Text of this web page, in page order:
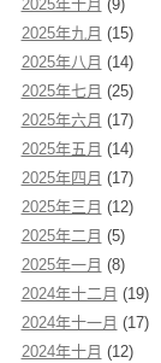
2025年十月 (9)
2025年九月 (15)
2025年八月 (14)
2025年七月 (25)
2025年六月 (17)
2025年五月 (14)
2025年四月 (17)
2025年三月 (12)
2025年二月 (5)
2025年一月 (8)
2024年十二月 (19)
2024年十一月 (17)
2024年十月 (12)